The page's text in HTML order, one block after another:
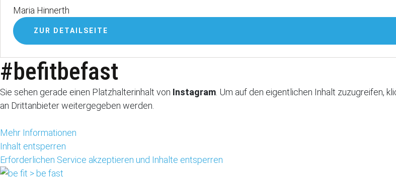
Maria Hinnerth
ZUR DETAILSEITE
#befitbefast
Sie sehen gerade einen Platzhalterinhalt von Instagram . Um auf den eigentlichen Inhalt zuzugreifen,
an Drittanbieter weitergegeben werden.
Mehr Informationen
Inhalt entsperren
Erforderlichen Service akzeptieren und Inhalte entsperren